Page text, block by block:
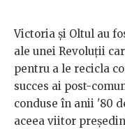
Victoria și Oltul au
ale unei Revoluții
pentru a le recicla
succes ai post-
conduse în anii '80
aceea viitor